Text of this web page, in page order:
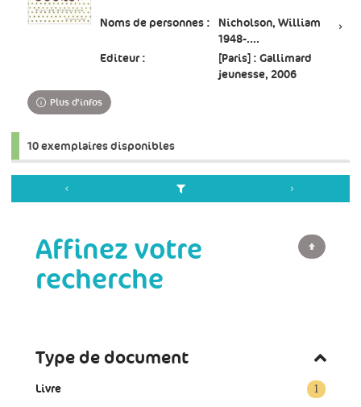
Noms de personnes :
Nicholson, William
1948-....
Editeur :
[Paris] : Gallimard
jeunesse, 2006
Plus d'infos
10 exemplaires disponibles
Affinez votre
recherche
Type de document
1
Livre